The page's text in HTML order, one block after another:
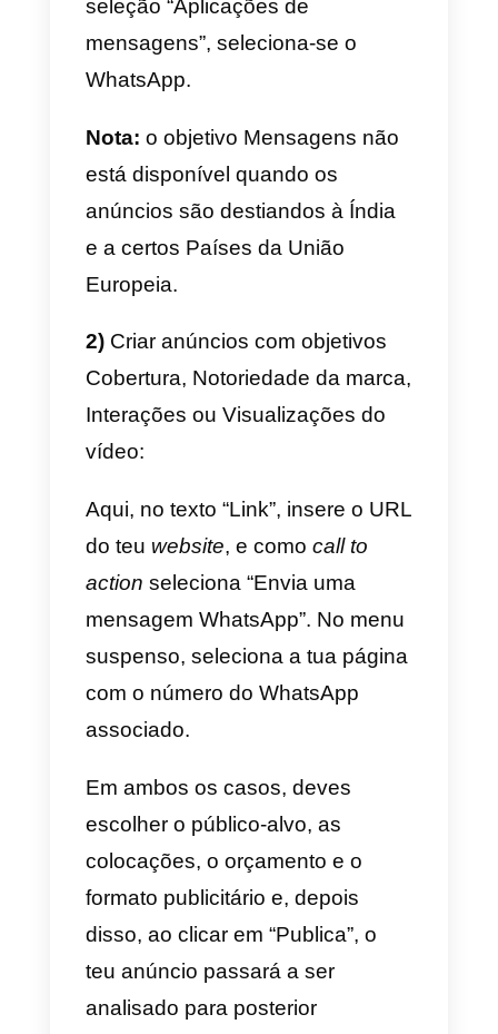
iniciar a comunicar contigo a
qualquer momento, onde quer
nosso widget de chat
gratuitamentea partir deste link
Basta-te criar uma conta na
dadashboarde colá-lo em todas
as páginas do teuwebsite
contexto, aconselhamos-te a
instalá-lo via Google Tag
Manager seguindoeste breve
guia.
Como adicionar um link do
WhatsApp para criar
Facebook ads
A recente pandemia levou muitas
empresas a debruçarem-se
o mundo digital, procurando uma
forma deexpandir as próprias